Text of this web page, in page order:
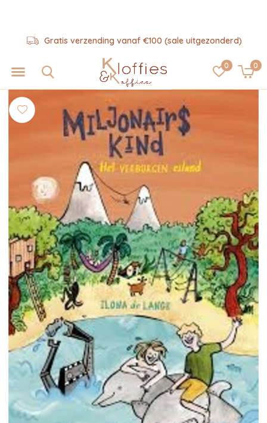
0 0
Gratis verzending vanaf €100 (sale uitgezonderd)